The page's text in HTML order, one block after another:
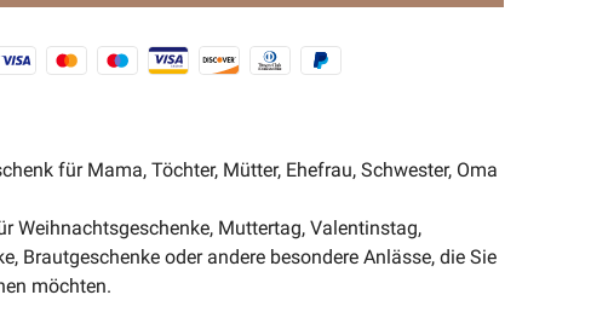
für Mama, Töchter, Mütter, Ehefrau, Schwester, Oma
Weihnachtsgeschenke, Muttertag, Valentinstag,
Brautgeschenke oder andere besondere Anlässe, die Sie
möchten.